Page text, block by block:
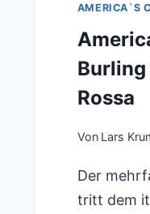
AMERICA`S
Rossa
Von Lars
Der
tritt dem